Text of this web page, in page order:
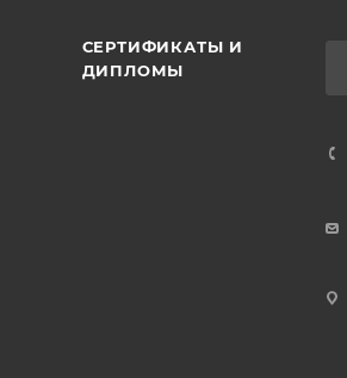
СЕРТИФИКАТЫ И
ДИПЛОМЫ